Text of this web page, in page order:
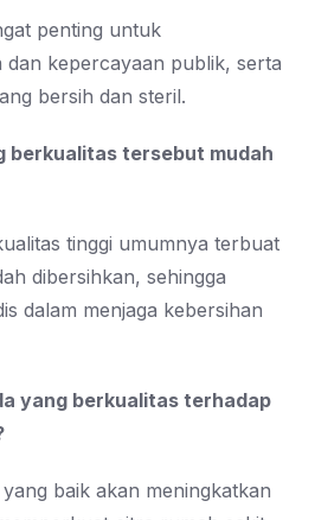
penting untuk
kepercayaan publik, serta
bersih dan steril.
berkualitas tersebut mudah
tinggi umumnya terbuat
dibersihkan, sehingga
dalam menjaga kebersihan
yang berkualitas terhadap
baik akan meningkatkan